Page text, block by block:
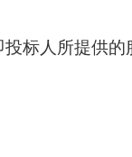
标人所提供的